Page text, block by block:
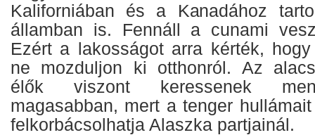
Kaliforniában és a Kanadához
államban is. Fennáll a cunami
Ezért a lakosságot arra kérték,
ne mozduljon ki otthonról. Az
élők viszont keressenek
magasabban, mert a tenger
felkorbácsolhatja Alaszka partjainál.